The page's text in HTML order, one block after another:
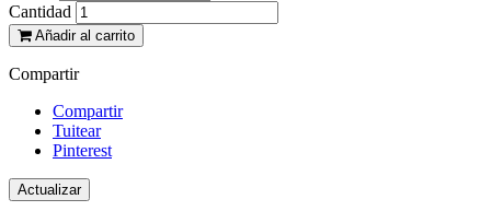
Cantidad
Añadir al carrito
Compartir
Compartir
Tuitear
Pinterest